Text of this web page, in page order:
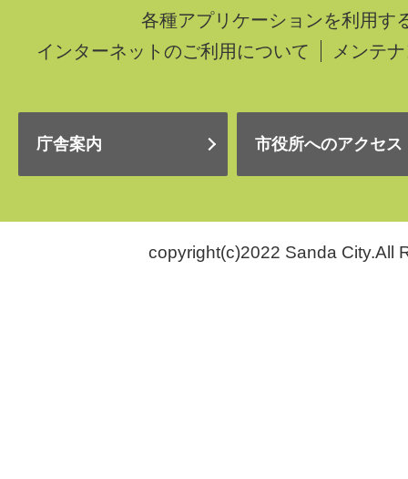
各種アプリケーションを利用す
インターネットのご利用について
メンテ
庁舎案内 市役所へのアクセス
copyright(c)2022 Sanda City.All